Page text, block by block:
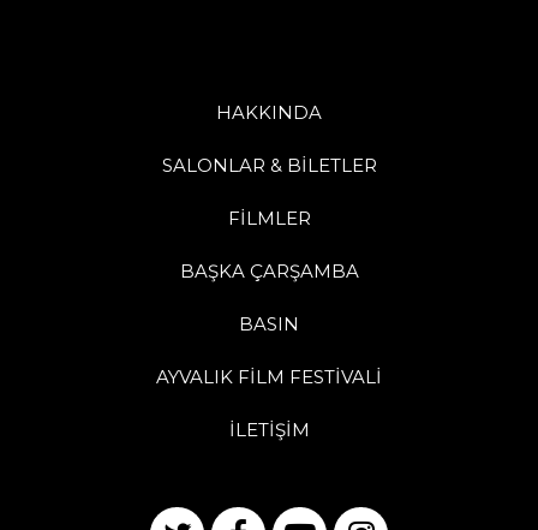
HAKKINDA
SALONLAR & BİLETLER
FİLMLER
BAŞKA ÇARŞAMBA
BASIN
AYVALIK FİLM FESTİVALİ
İLETİŞİM